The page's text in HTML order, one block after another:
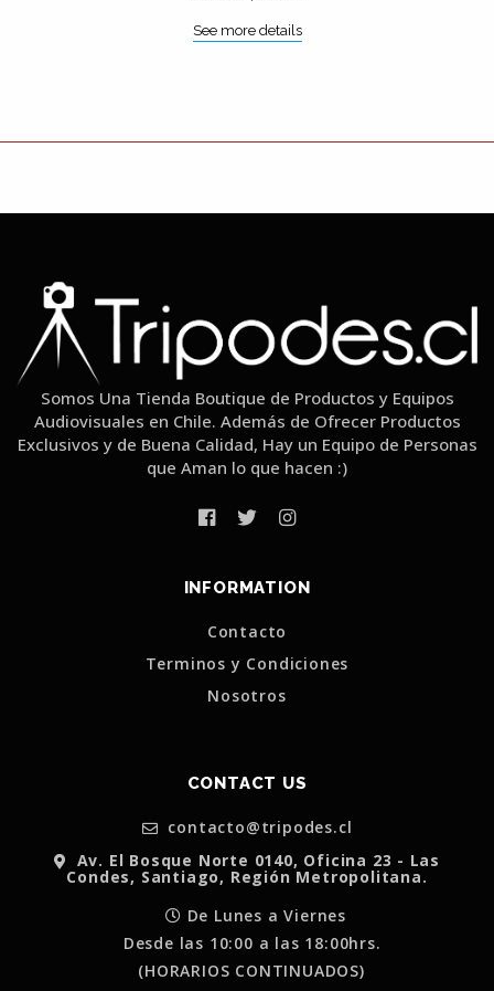
See more details
Somos Una Tienda Boutique de Productos y Equipos
Audiovisuales en Chile. Además de Ofrecer Productos
Exclusivos y de Buena Calidad, Hay un Equipo de Personas
que Aman lo que hacen :)
INFORMATION
Contacto
Terminos y Condiciones
Nosotros
CONTACT US
contacto@tripodes.cl
Av. El Bosque Norte 0140, Oficina 23 - Las
Condes, Santiago, Región Metropolitana.
De Lunes a Viernes
Desde las 10:00 a las 18:00hrs.
(HORARIOS CONTINUADOS)